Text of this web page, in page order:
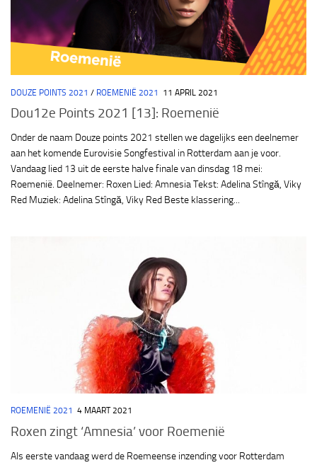
DOUZE POINTS 2021 / ROEMENIË 2021 11 APRIL 2021
Dou12e Points 2021 [13]: Roemenië
Onder de naam Douze points 2021 stellen we dagelijks een deelnemer
aan het komende Eurovisie Songfestival in Rotterdam aan je voor.
Vandaag lied 13 uit de eerste halve finale van dinsdag 18 mei:
Roemenië. Deelnemer: Roxen Lied: Amnesia Tekst: Adelina Stîngă, Viky
Red Muziek: Adelina Stîngă, Viky Red Beste klassering...
ROEMENIË 2021 4 MAART 2021
Roxen zingt ‘Amnesia’ voor Roemenië
Als eerste vandaag werd de Roemeense inzending voor Rotterdam